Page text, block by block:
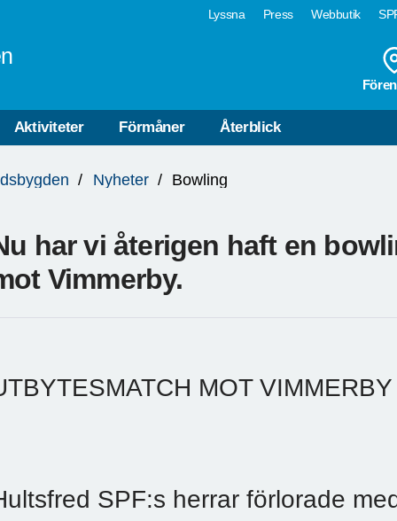
Lyssna Press Webbutik
Aktiviteter Förmåner Återblick
Nyheter Bowling
har vi återigen haft en
Vimmerby.
MOT
SPF:s herrar förlorade